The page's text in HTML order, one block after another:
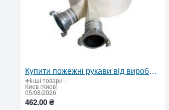
Кyпити пожежні рукави вiд виробника в Україні: сертифікована якість та надійність
➕Інші товари -
Киев (Киев)
05/08/2026
462.00 ₴